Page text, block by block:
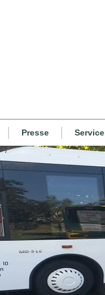
Presse Service